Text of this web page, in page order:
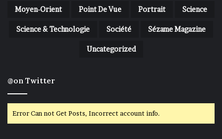
Moyen-Orient Point De Vue Portrait Science
Science & Technologie Société Sézame Magazine
Uncategorized
@on Twitter
Error Can not Get Posts, Incorrect account info.